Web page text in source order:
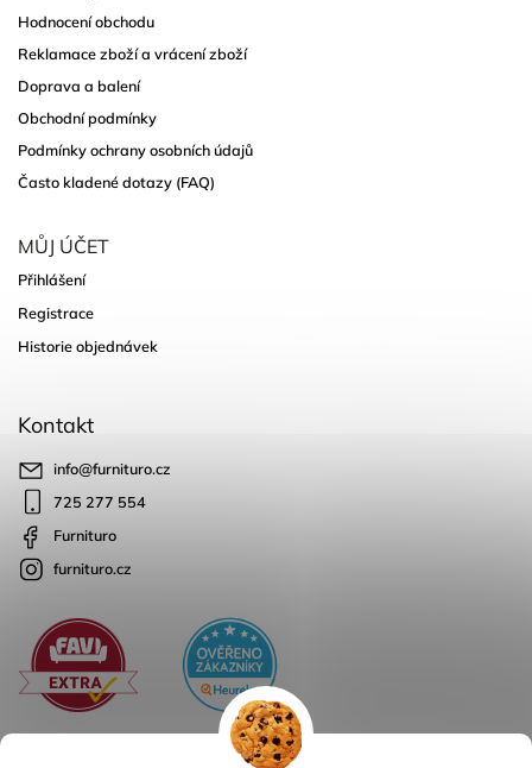
Hodnocení obchodu
Reklamace zboží a vrácení zboží
Doprava a balení
Obchodní podmínky
Podmínky ochrany osobních údajů
Často kladené dotazy (FAQ)
MŮJ ÚČET
Přihlášení
Registrace
Historie objednávek
Kontakt
info@furnituro.cz
725 277 554
Furnituro
furnituro.cz